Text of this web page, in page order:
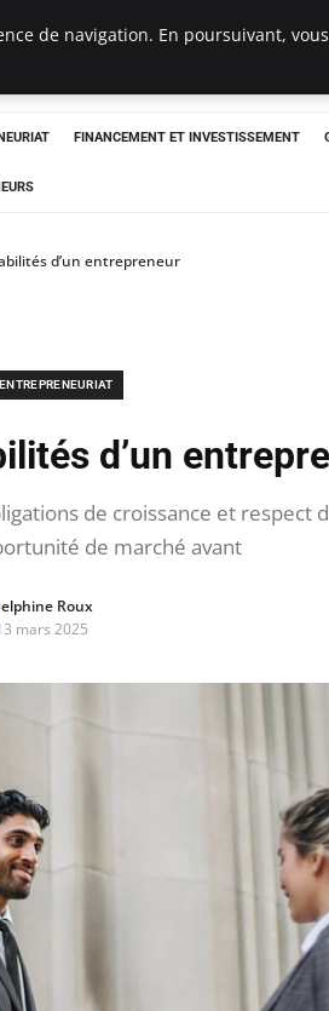
FINANCEMENT ET INVESTISSEMENT
d’un entrepreneur
d’un
de croissance et respect
de marché avant
Roux
mars 2025
de navigation. En poursuivant,